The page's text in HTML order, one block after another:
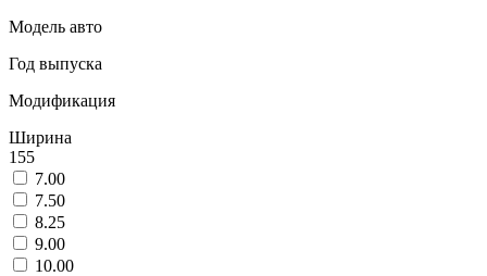
Модель авто
Год выпуска
Модификация
Ширина
155
7.00
7.50
8.25
9.00
10.00